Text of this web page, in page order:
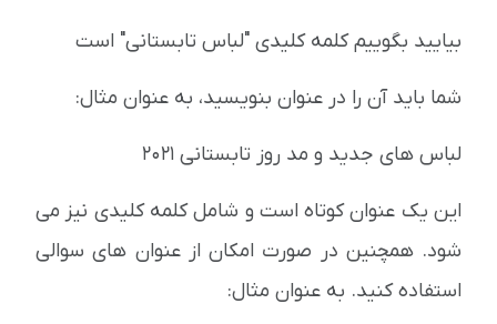
بیایید بگوییم کلمه کلیدی "لباس تابستانی" است
شما باید آن را در عنوان بنویسید، به عنوان مثال:
لباس های جدید و مد روز تابستانی 2021
این یک عنوان کوتاه است و شامل کلمه کلیدی نیز می
شود. همچنین در صورت امکان از عنوان های سوالی
استفاده کنید. به عنوان مثال: